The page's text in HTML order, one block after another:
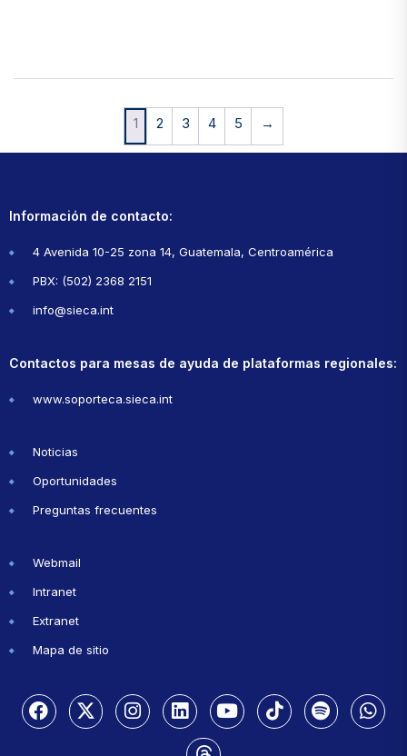
1 2 3 4 5 →
Información de contacto:
4 Avenida 10-25 zona 14, Guatemala, Centroamérica
PBX: (502) 2368 2151
info@sieca.int
Contactos para mesas de ayuda de plataformas regionales:
www.soporteca.sieca.int
Noticias
Oportunidades
Preguntas frecuentes
Webmail
Intranet
Extranet
Mapa de sitio